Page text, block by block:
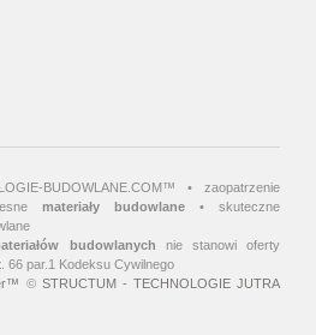
BUDOWLANE.COM™ • zaopatrzenie
materiały budowlane • skuteczne
budowlanych nie stanowi oferty
66 par.1 Kodeksu Cywilnego
© STRUCTUM - TECHNOLOGIE JUTRA